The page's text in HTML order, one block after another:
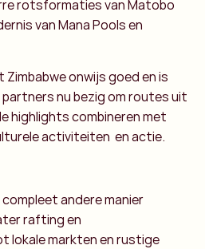
rotsformaties van Matobo
van Mana Pools en
onwijs goed en is
partners nu bezig om routes uit
highlights combineren met
activiteiten en actie.
compleet andere manier
rafting en
lokale markten en rustige